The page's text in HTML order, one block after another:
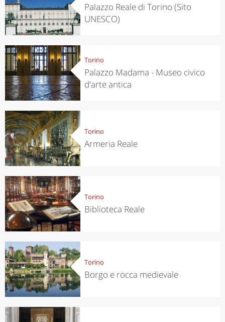
Palazzo Reale di Torino (Sito
UNESCO)
Torino
Palazzo Madama - Museo civico
d'arte antica
Torino
Armeria Reale
Torino
Biblioteca Reale
Torino
Borgo e rocca medievale